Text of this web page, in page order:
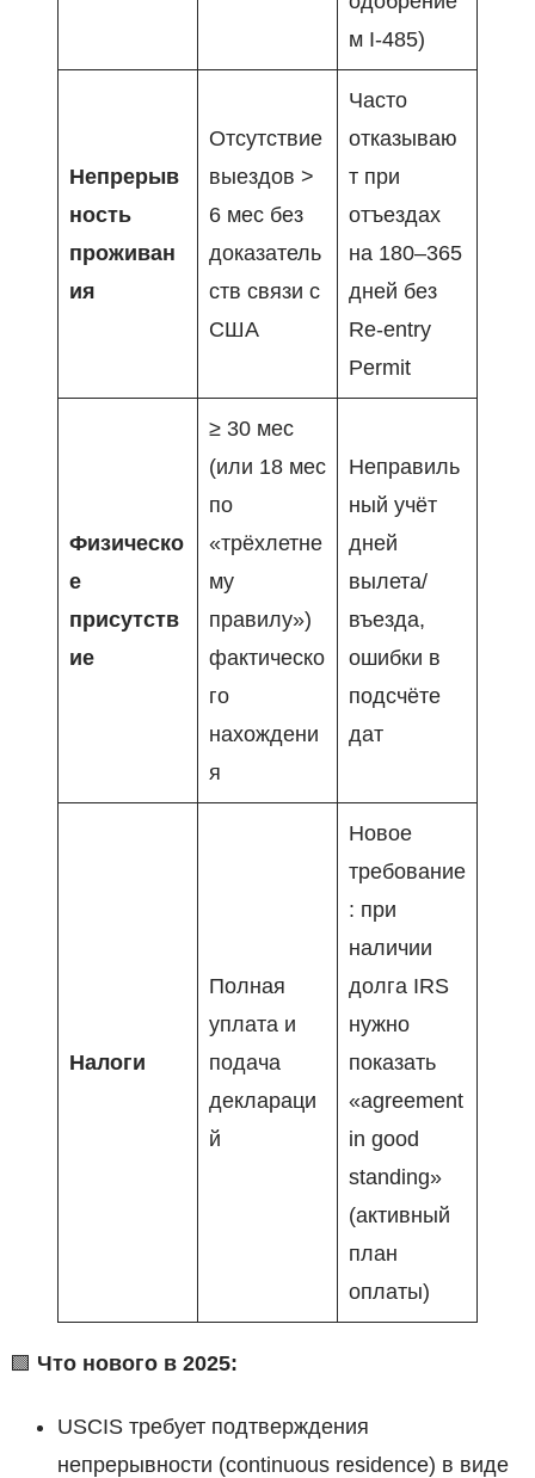
м I-485)
Непрерыв
ность
проживан
ия
Отсутствие
выездов >
6 мес без
доказатель
ств связи с
США
Часто
отказываю
т при
отъездах
на 180–365
дней без
Re-entry
Permit
Физическо
е
присутств
ие
≥ 30 мес
(или 18 мес
по
«трёхлетне
му
правилу»)
фактическо
го
нахождени
я
Неправиль
ный учёт
дней
вылета/
въезда,
ошибки в
подсчёте
дат
Налоги
Полная
уплата и
подача
деклараци
й
Новое
требование
: при
наличии
долга IRS
нужно
показать
«agreement
in good
standing»
(активный
план
оплаты)
🟩 Что нового в 2025:
USCIS требует подтверждения
непрерывности (continuous residence) в виде